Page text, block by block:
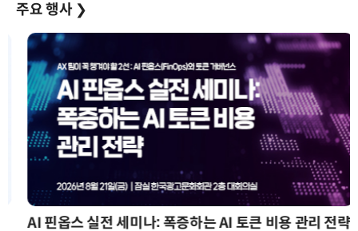
주요 행사 ❯
AI 핀옵스 실전 세미나: 폭증하는 AI 토큰 비용 관리 전략